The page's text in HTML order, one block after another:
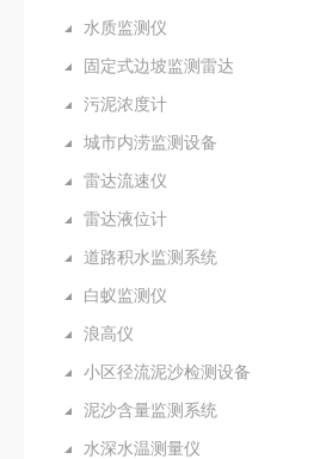
水质监测仪
固定式边坡监测雷达
污泥浓度计
城市内涝监测设备
雷达流速仪
雷达液位计
道路积水监测系统
白蚁监测仪
浪高仪
小区径流泥沙检测设备
泥沙含量监测系统
水深水温测量仪